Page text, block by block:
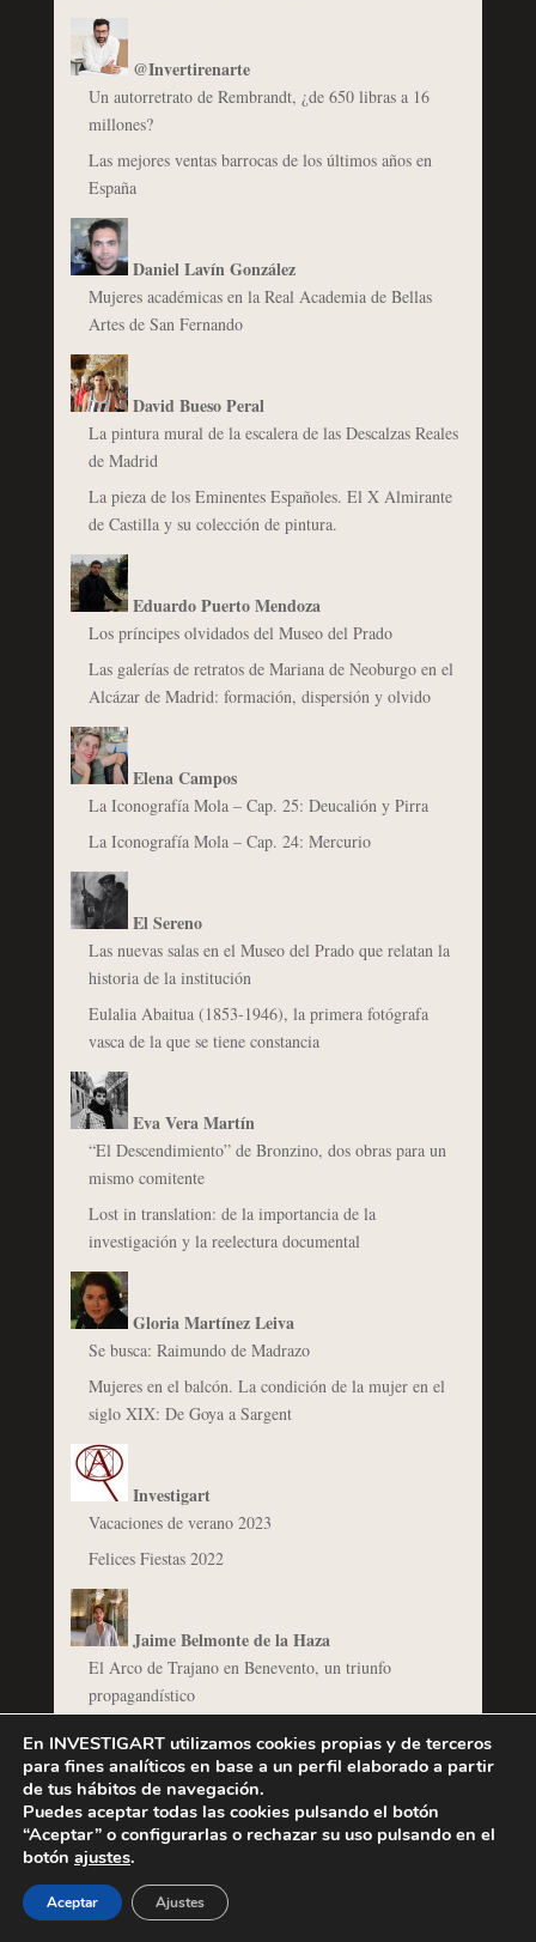
@Invertirenarte
Un autorretrato de Rembrandt, ¿de 650 libras a 16
millones?
Las mejores ventas barrocas de los últimos años en
España
Daniel Lavín González
Mujeres académicas en la Real Academia de Bellas
Artes de San Fernando
David Bueso Peral
La pintura mural de la escalera de las Descalzas Reales
de Madrid
La pieza de los Eminentes Españoles. El X Almirante
de Castilla y su colección de pintura.
Eduardo Puerto Mendoza
Los príncipes olvidados del Museo del Prado
Las galerías de retratos de Mariana de Neoburgo en el
Alcázar de Madrid: formación, dispersión y olvido
Elena Campos
La Iconografía Mola – Cap. 25: Deucalión y Pirra
La Iconografía Mola – Cap. 24: Mercurio
El Sereno
Las nuevas salas en el Museo del Prado que relatan la
historia de la institución
Eulalia Abaitua (1853-1946), la primera fotógrafa
vasca de la que se tiene constancia
Eva Vera Martín
“El Descendimiento” de Bronzino, dos obras para un
mismo comitente
Lost in translation: de la importancia de la
investigación y la reelectura documental
Gloria Martínez Leiva
Se busca: Raimundo de Madrazo
Mujeres en el balcón. La condición de la mujer en el
siglo XIX: De Goya a Sargent
Investigart
Vacaciones de verano 2023
Felices Fiestas 2022
Jaime Belmonte de la Haza
El Arco de Trajano en Benevento, un triunfo
propagandístico
Javier Jordán de Urríes
Las vistas de puertos de España: Mariano Sánchez
copista de Vernet
Goya en Palacio. La exposición conmemorativa del
bicentenario (1746-1946)
En INVESTIGART utilizamos cookies propias y de terceros
para fines analíticos en base a un perfil elaborado a partir
de tus hábitos de navegación.
Puedes aceptar todas las cookies pulsando el botón
“Aceptar” o configurarlas o rechazar su uso pulsando en el
botón ajustes.
Aceptar Ajustes